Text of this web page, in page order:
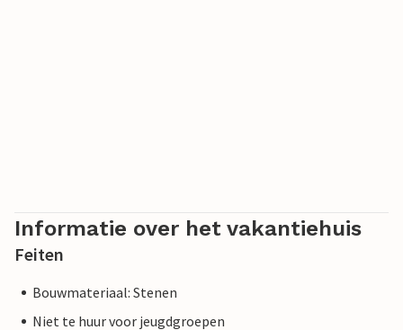
Informatie over het vakantiehuis
Feiten
Bouwmateriaal: Stenen
Niet te huur voor jeugdgroepen